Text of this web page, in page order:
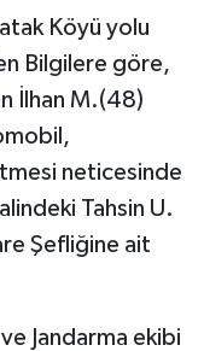
Köyü yolu
Bilgilere göre,
İlhan M.(48)
neticesinde
Tahsin U.
Şefliğine ait
Jandarma ekibi